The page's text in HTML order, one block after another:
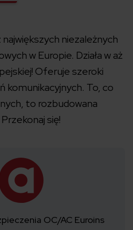
niezależnych
w Europie. Działa w aż
Oferuje szeroki
komunikacyjnych. To, co
to rozbudowana
się!
OC/AC Euroins